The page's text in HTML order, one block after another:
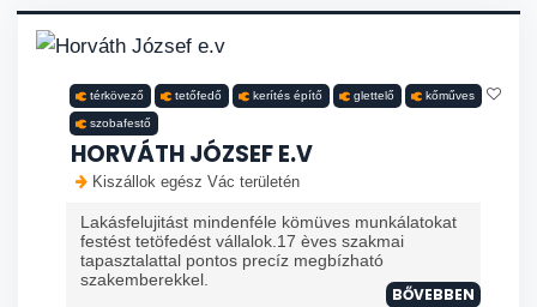
térkövező tetőfedő kerítés építő glettelő kőműves
szobafestő
HORVÁTH JÓZSEF E.V
Kiszállok egész Vác területén
Lakásfelujitást mindenféle kömüves munkálatokat
festést tetöfedést vállalok.17 èves szakmai
tapasztalattal pontos precíz megbízható
szakemberekkel.
BŐVEBBEN